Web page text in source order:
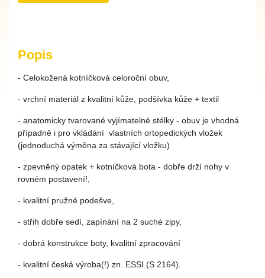
Popis
- Celokožená kotníčková celoroční obuv,
- vrchní materiál z kvalitní kůže, podšívka kůže + textil
- anatomicky tvarované vyjímatelné stélky - obuv je vhodná
případně i pro vkládání vlastních ortopedických vložek
(jednoduchá výměna za stávající vložku)
- zpevněný opatek + kotníčková bota - dobře drží nohy v
rovném postavení!,
- kvalitní pružné podešve,
- střih dobře sedí, zapínání na 2 suché zipy,
- dobrá konstrukce boty, kvalitní zpracování
- kvalitní česká výroba(!) zn. ESSI (S 2164).